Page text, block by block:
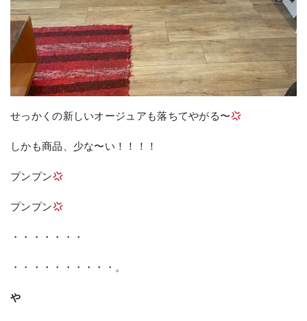
せっかくの新しいオージュアも落ちてやがる〜
しかも商品、少な〜い！！！！
プンプン
プンプン
・・・・・・・
・・・・・・・・・・。
や